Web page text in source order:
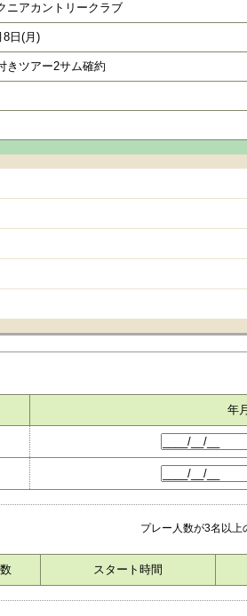
ニアカントリークラブ
8日(月)
きツアー2サム確約
年
プレー人数が3名以
スタート時間